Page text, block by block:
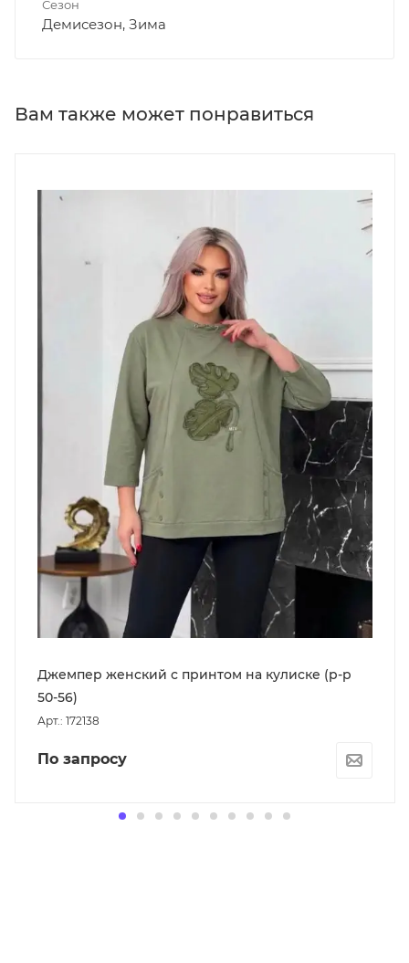
Сезон
Демисезон, Зима
Вам также может понравиться
Джемпер женский с принтом на кулиске (р-р
50-56)
Арт.: 172138
По запросу